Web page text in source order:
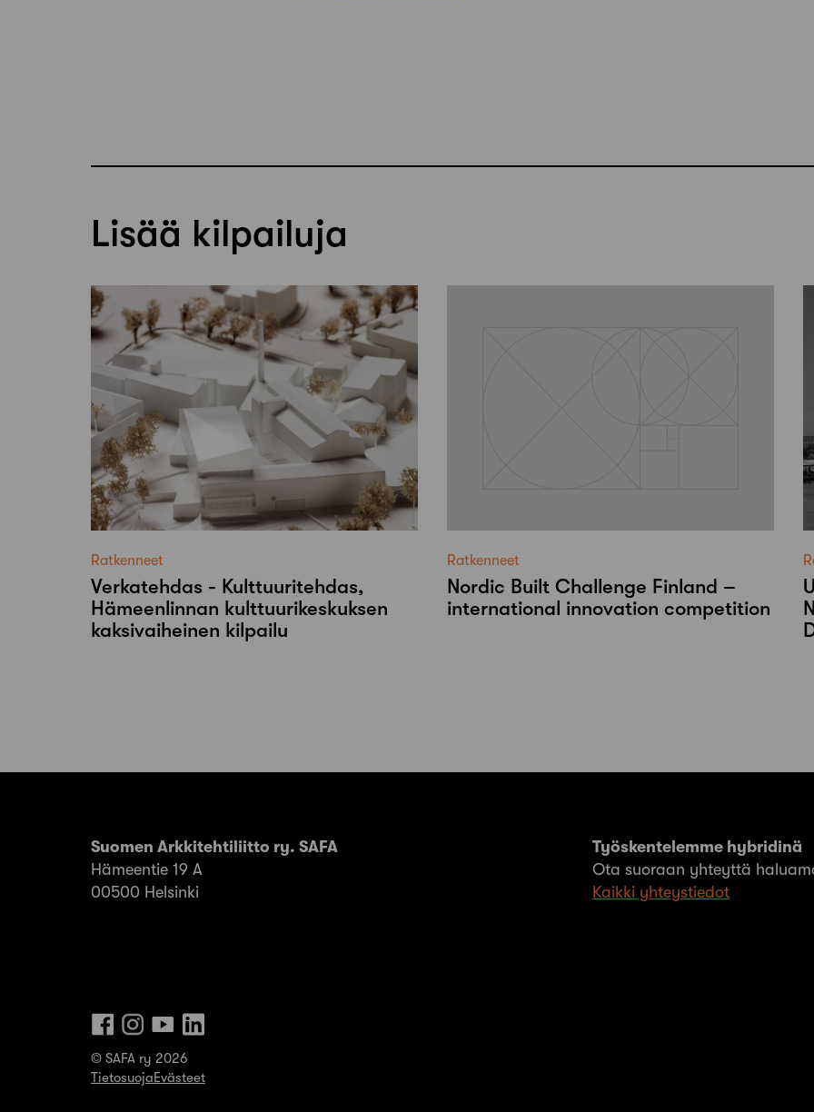
Lisää kilpailuja
Ratkenneet
Verkatehdas - Kulttuuritehdas,
Hämeenlinnan kulttuurikeskuksen
kaksivaiheinen kilpailu
Ratkenneet
Nordic Built Challenge Finland –
international innovation competition
Suomen Arkkitehtiliitto ry. SAFA
Hämeentie 19 A
00500 Helsinki
Työskentelemme hybridinä
Ota suoraan yhteyttä
Kaikki yhteystiedot
© SAFA ry 2026
TietosuojaEvästeet